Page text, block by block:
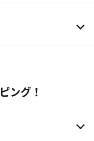
5,000円程度
ング！